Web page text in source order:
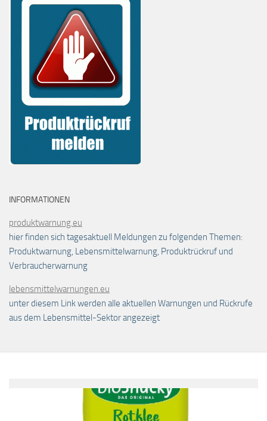
INFORMATIONEN
produktwarnung.eu
hier finden sich tagesaktuell Meldungen zu folgenden Themen:
Produktwarnung, Lebensmittelwarnung, Produktrückruf und
Verbraucherwarnung
lebensmittelwarnungen.eu
unter diesem Link werden alle aktuellen Warnungen und Rückrufe
aus dem Lebensmittel-Sektor angezeigt